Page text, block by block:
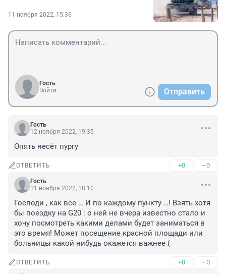
11 ноября 2022, 15:36
Гость
Войти
Отправить
Гость
12 ноября 2022, 19:35
Опять несёт пургу
ОТВЕТИТЬ +0 –0
Гость
11 ноября 2022, 18:10
Господи , как все … И по каждому пункту …! Взять хотя
бы поездку на G20 : о ней не вчера известно стало и
хочу посмотреть какими делами будет заниматься в
это время! Может посещение красной площади или
больницы какой нибудь окажется важнее (
ОТВЕТИТЬ +0 –0